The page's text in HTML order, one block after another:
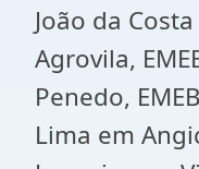
João da
Agrovila,
Penedo,
Lima em